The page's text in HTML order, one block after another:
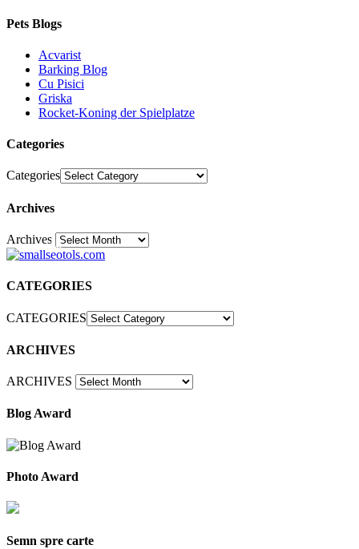
Pets Blogs
Acvarist
Barking Blog
Cu Pisici
Griska
Rocket-Koning der Spielplatze
Categories
Categories
Archives
Archives30
CATEGORIES
CATEGORIES
ARCHIVES
ARCHIVES
Blog Award
Photo Award
Semn spre carte